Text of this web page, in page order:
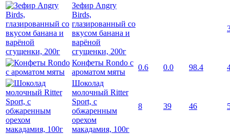
Зефир Angry
Birds,
глазированный со
вкусом банана и
варёной
сгущенки, 200г
Конфеты Rondo с
ароматом мяты
0.6 0.0 98.4
Шоколад
молочный Ritter
Sport, с
обжаренным
орехом
макадамия, 100г
8 39 46